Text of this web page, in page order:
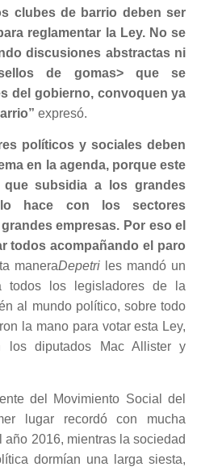
clubes de barrio deben ser
reglamentar la Ley. No se
discusiones abstractas ni
de gomas> que se
del gobierno, convoquen ya
expresó.
políticos y sociales deben
en la agenda, porque este
subsidia a los grandes
hace con los sectores
empresas. Por eso el
todos acompañando el paro
maneraDepetri les mandó un
todos los legisladores de la
al mundo político, sobre todo
la mano para votar esta Ley,
los diputados Mac Allister y
del Movimiento Social del
lugar recordó con mucha
año 2016, mientras la sociedad
dormían una larga siesta,